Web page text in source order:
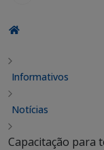
Informativos
Notícias
Capacitação para